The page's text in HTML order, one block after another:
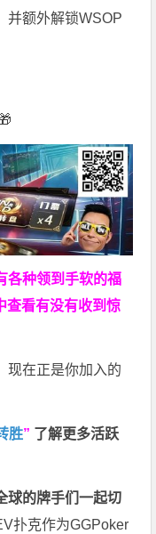
并额外解锁WSOP
各种领到手软的福
查看有没有收到惊
现在正是你加入的
胜” 了解更多活跃
球的牌手们一起切
扑克作为GGPoker